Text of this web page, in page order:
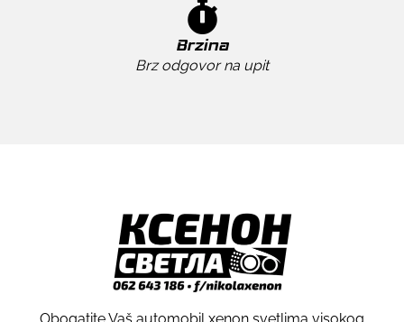
Brzina
Brz odgovor na upit